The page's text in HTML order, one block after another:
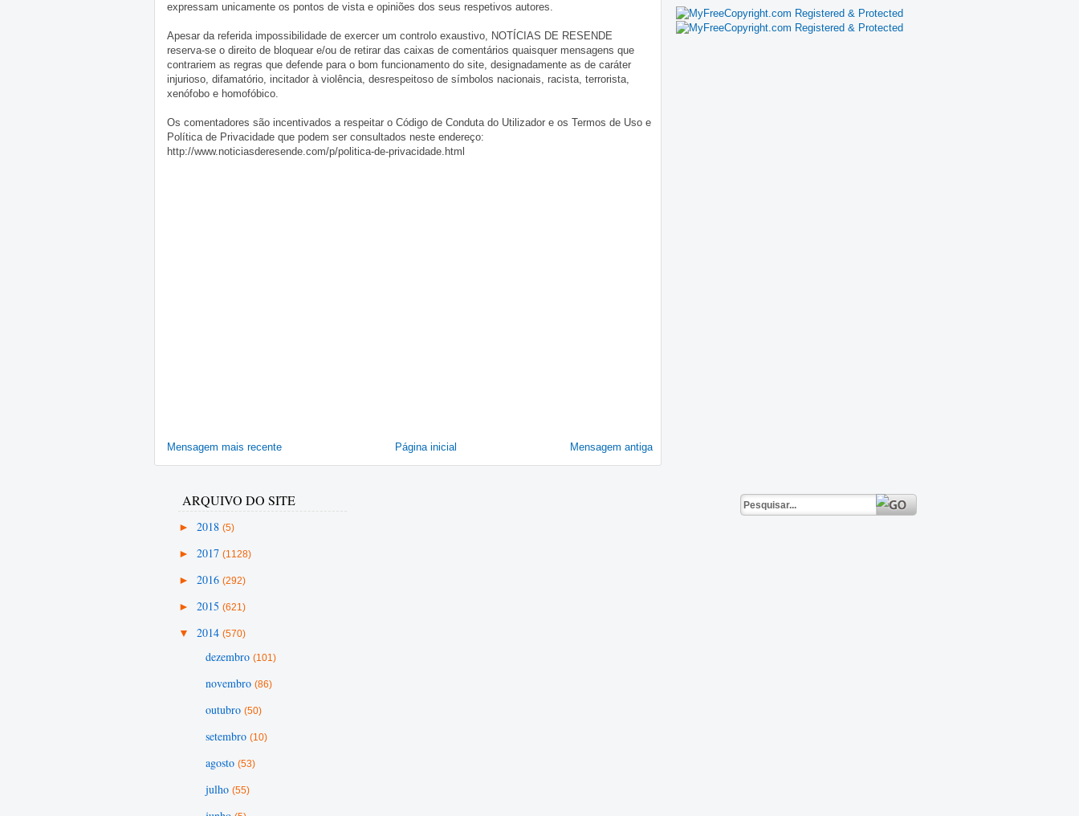
expressam unicamente os pontos de vista e opiniões dos seus respetivos autores.
Apesar da referida impossibilidade de exercer um controlo exaustivo, NOTÍCIAS DE RESENDE
reserva-se o direito de bloquear e/ou de retirar das caixas de comentários quaisquer mensagens que
contrariem as regras que defende para o bom funcionamento do site, designadamente as de caráter
injurioso, difamatório, incitador à violência, desrespeitoso de símbolos nacionais, racista, terrorista,
xenófobo e homofóbico.
Os comentadores são incentivados a respeitar o Código de Conduta do Utilizador e os Termos de Uso e
Política de Privacidade que podem ser consultados neste endereço:
http://www.noticiasderesende.com/p/politica-de-privacidade.html
Mensagem mais recente Mensagem antiga
Página inicial
ARQUIVO DO SITE
► 2018 (5)
► 2017 (1128)
► 2016 (292)
► 2015 (621)
▼ 2014 (570)
dezembro (101)
novembro (86)
outubro (50)
setembro (10)
agosto (53)
julho (55)